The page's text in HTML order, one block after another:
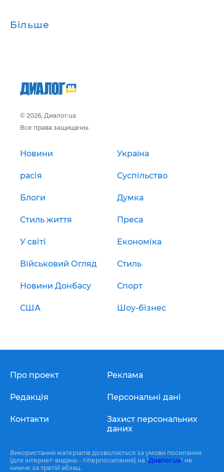
Більше
© 2026, Диалог.ua
Все права защищены.
Новини Україна
расія Суспільство
Блоги Думка
Стиль життя Преса
У світі Економіка
Військовий Огляд Стиль
Новини Донбасу Спорт
США Шоу-бізнес
Про проект
Редакція
Контакти
Реклама
Персональні дані
Захист персональних
даних
Використання матеріалів дозволяється за умови посилання
(для інтернет-видань - гіперпосилання) на "Диалог.ua" не
нижче за третій абзац.